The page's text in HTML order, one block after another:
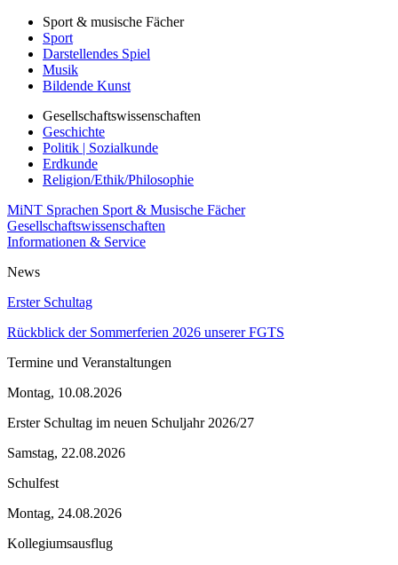
Sport & musische Fächer
Sport
Darstellendes Spiel
Musik
Bildende Kunst
Gesellschaftswissenschaften
Geschichte
Politik | Sozialkunde
Erdkunde
Religion/Ethik/Philosophie
MiNT Sprachen Sport & Musische Fächer
Gesellschaftswissenschaften
Informationen & Service
News
Erster Schultag
Rückblick der Sommerferien 2026 unserer FGTS
Termine und Veranstaltungen
Montag, 10.08.2026
Erster Schultag im neuen Schuljahr 2026/27
Samstag, 22.08.2026
Schulfest
Montag, 24.08.2026
Kollegiumsausflug